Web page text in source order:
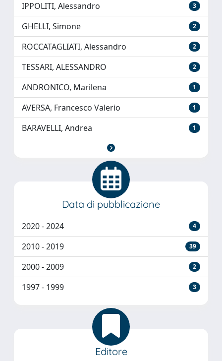
IPPOLITI, Alessandro 3
GHELLI, Simone 2
ROCCATAGLIATI, Alessandro 2
TESSARI, ALESSANDRO 2
ANDRONICO, Marilena 1
AVERSA, Francesco Valerio 1
BARAVELLI, Andrea 1
Data di pubblicazione
2020 - 2024 4
2010 - 2019 39
2000 - 2009 2
1997 - 1999 3
Editore